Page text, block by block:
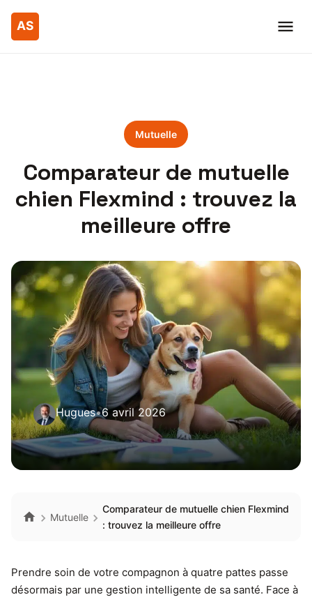
Mutuelle
Comparateur de mutuelle
chien Flexmind : trouvez la
meilleure offre
Hugues•6 avril 2026
Mutuelle
Comparateur de mutuelle chien Flexmind
: trouvez la meilleure offre
Prendre soin de votre compagnon à quatre pattes passe
désormais par une gestion intelligente de sa santé. Face à